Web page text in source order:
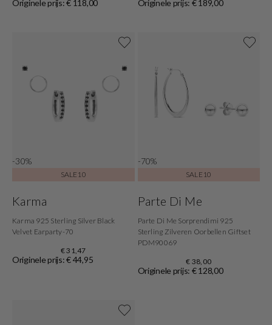
Originele prijs: € 118,00 Originele prijs: € 189,00
-30%
SALE10
Karma
Karma 925 Sterling Silver Black
Velvet Earparty-70
€ 31,47
Originele prijs: € 44,95
-70%
SALE10
Parte Di Me
Parte Di Me Sorprendimi 925
Sterling Zilveren Oorbellen Giftset
PDM90069
€ 38,00
Originele prijs: € 128,00